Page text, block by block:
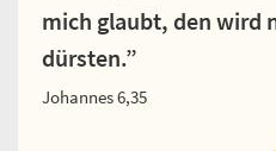
mich glaubt, den wird
dürsten.”
Johannes 6,35